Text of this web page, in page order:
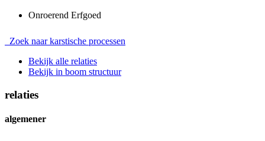
Onroerend Erfgoed
Zoek naar karstische processen
Bekijk alle relaties
Bekijk in boom structuur
relaties
algemener